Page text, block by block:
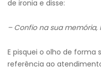
de ironia e disse:
– Confio na sua memória,
E pisquei o olho de forma
referência ao